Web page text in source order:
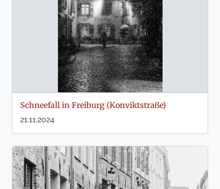
Schneefall in Freiburg (Konviktstraße)
21.11.2024